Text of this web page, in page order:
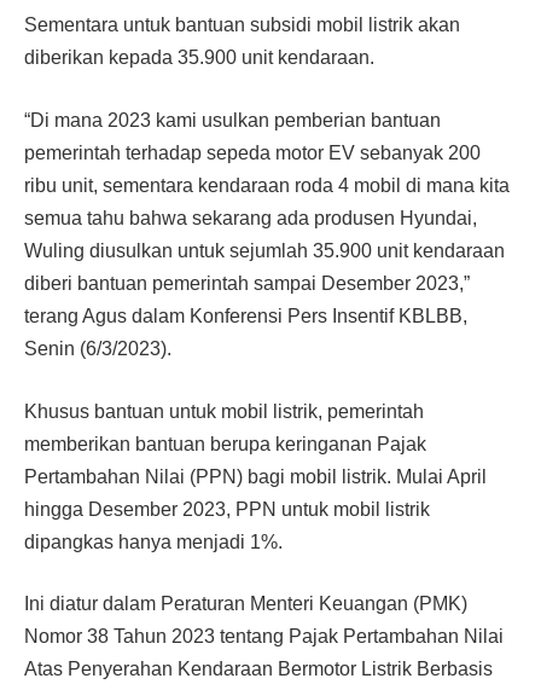
Sementara untuk bantuan subsidi mobil listrik akan
diberikan kepada 35.900 unit kendaraan.
“Di mana 2023 kami usulkan pemberian bantuan
pemerintah terhadap sepeda motor EV sebanyak 200
ribu unit, sementara kendaraan roda 4 mobil di mana kita
semua tahu bahwa sekarang ada produsen Hyundai,
Wuling diusulkan untuk sejumlah 35.900 unit kendaraan
diberi bantuan pemerintah sampai Desember 2023,”
terang Agus dalam Konferensi Pers Insentif KBLBB,
Senin (6/3/2023).
Khusus bantuan untuk mobil listrik, pemerintah
memberikan bantuan berupa keringanan Pajak
Pertambahan Nilai (PPN) bagi mobil listrik. Mulai April
hingga Desember 2023, PPN untuk mobil listrik
dipangkas hanya menjadi 1%.
Ini diatur dalam Peraturan Menteri Keuangan (PMK)
Nomor 38 Tahun 2023 tentang Pajak Pertambahan Nilai
Atas Penyerahan Kendaraan Bermotor Listrik Berbasis